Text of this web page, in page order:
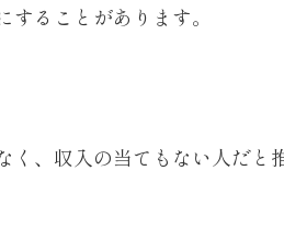
ることがあります。
、収入の当てもない人だと